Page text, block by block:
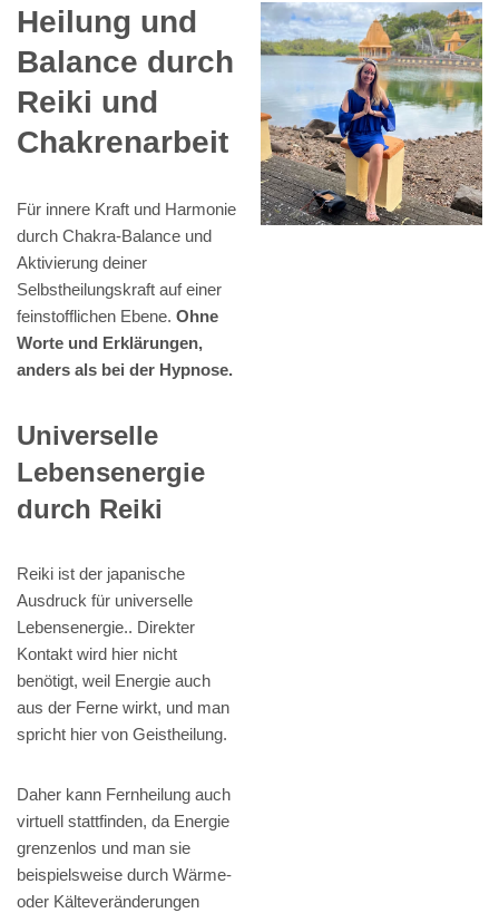
Heilung und
Balance durch
Reiki und
Chakrenarbeit
Für innere Kraft und Harmonie
durch Chakra-Balance und
Aktivierung deiner
Selbstheilungskraft auf einer
feinstofflichen Ebene. Ohne
Worte und Erklärungen,
anders als bei der Hypnose.
Universelle
Lebensenergie
durch Reiki
Reiki ist der japanische
Ausdruck für universelle
Lebensenergie.. Direkter
Kontakt wird hier nicht
benötigt, weil Energie auch
aus der Ferne wirkt, und man
spricht hier von Geistheilung.
Daher kann Fernheilung auch
virtuell stattfinden, da Energie
grenzenlos und man sie
beispielsweise durch Wärme-
oder Kälteveränderungen